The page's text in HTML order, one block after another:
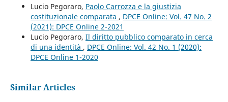
Lucio Pegoraro, Paolo Carrozza e la giustizia
costituzionale comparata , DPCE Online: Vol. 47 No. 2
(2021): DPCE Online 2-2021
Lucio Pegoraro, Il diritto pubblico comparato in cerca
di una identità , DPCE Online: Vol. 42 No. 1 (2020):
DPCE Online 1-2020
Similar Articles